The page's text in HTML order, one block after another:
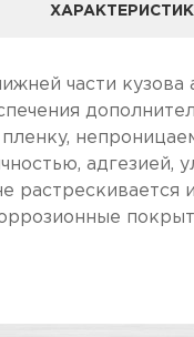
части
чем в